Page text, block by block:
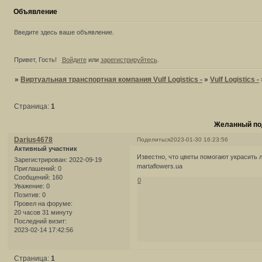
Объявление
Введите здесь ваше объявление.
Привет, Гость! Войдитеили зарегистрируйтесь.
»Виртуальная транспортная компания Vulf Logistics - »Vulf Logistics -
Желанный
Страница: 1
Поделиться2023-01-30 16:23:56
Darius4678
Активный участник
Зарегистрирован: 2022-09-19
Приглашений: 0
Сообщений: 160
Уважение: 0
Позитив: 0
Провел на форуме:
20 часов 31 минуту
Последний визит:
2023-02-14 17:42:56
Известно, что цветы помогают
martaflowers.ua
0
Страница:1